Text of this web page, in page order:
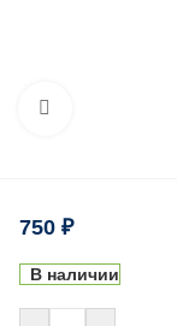
750 ₽
В наличии